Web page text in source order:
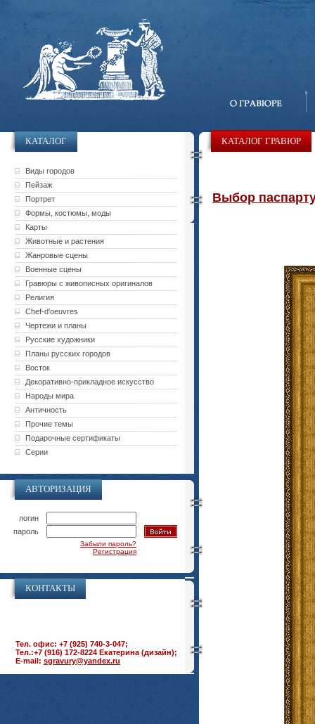
КАТАЛОГ
Виды городов
Пейзаж
Портрет
Формы, костюмы, моды
Карты
Животные и растения
Жанровые сцены
Военные сцены
Гравюры с живописных оригиналов
Религия
Chef-d'oeuvres
Чертежи и планы
Русские художники
Планы русских городов
Восток
Декоративно-прикладное искусство
Народы мира
Античность
Прочие темы
Подарочные сертификаты
Серии
АВТОРИЗАЦИЯ
логин
пароль
Забыли пароль?
Регистрация
КОНТАКТЫ
Тел. офис: +7 (925) 740-3-047;
Тел.:+7 (916) 172-8224 Екатерина (дизайн);
E-mail: sgravury@yandex.ru
КАТАЛОГ ГРАВЮР
Выбор